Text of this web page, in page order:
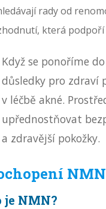
rady od
která podpoří
Když se ponoříme
důsledky pro zdraví
v léčbě akné.
upřednostňovat
a zdravější pokožky.
je NMN?